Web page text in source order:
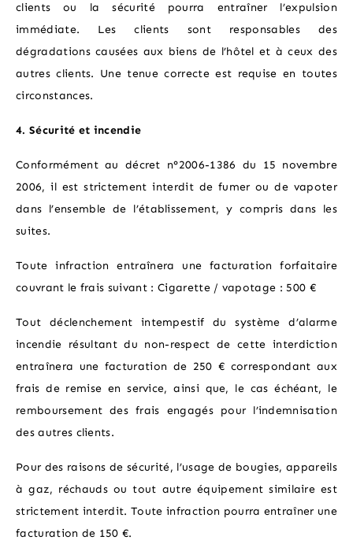
clients ou la sécurité pourra entraîner l’expulsion
immédiate. Les clients sont responsables des
dégradations causées aux biens de l’hôtel et à ceux des
autres clients. Une tenue correcte est requise en toutes
circonstances.
4. Sécurité et incendie
Conformément au décret n°2006-1386 du 15 novembre
2006, il est strictement interdit de fumer ou de vapoter
dans l’ensemble de l’établissement, y compris dans les
suites.
Toute infraction entraînera une facturation forfaitaire
couvrant le frais suivant : Cigarette / vapotage : 500 €
Tout déclenchement intempestif du système d’alarme
incendie résultant du non-respect de cette interdiction
entraînera une facturation de 250 € correspondant aux
frais de remise en service, ainsi que, le cas échéant, le
remboursement des frais engagés pour l’indemnisation
des autres clients.
Pour des raisons de sécurité, l’usage de bougies, appareils
à gaz, réchauds ou tout autre équipement similaire est
strictement interdit. Toute infraction pourra entraîner une
facturation de 150 €.